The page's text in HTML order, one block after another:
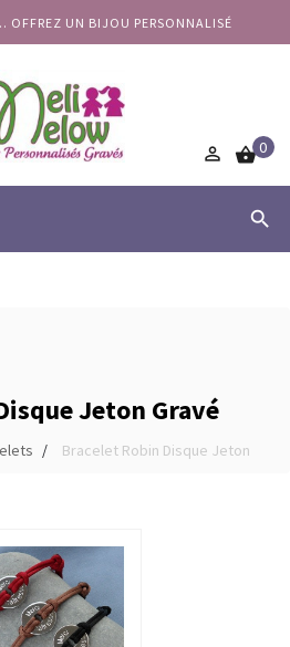
OFFREZ UN BIJOU PERSONNALISÉ
 0

Jeton Gravé
Bracelet Robin Disque Jeton